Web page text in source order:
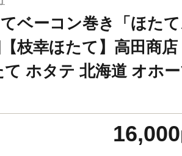
ベーコン巻き「ほた
枝幸ほたて】高田商
て ホタテ 北海道 オホ
16,000